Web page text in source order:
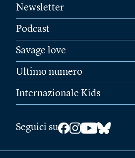
Newsletter
Podcast
Savage love
Ultimo numero
Internazionale Kids
Seguici su